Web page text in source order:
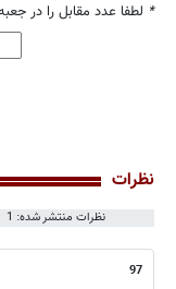
* لطفا عدد مقابل را در
نظرات
نظرات منتشر شده: 1
97